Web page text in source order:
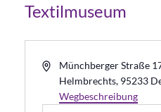
Textilmuseum
AdresseMünchberger Straße
Helmbrechts, 95233
Wegbeschreibung